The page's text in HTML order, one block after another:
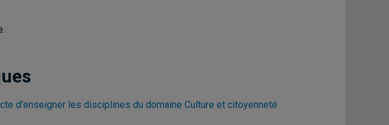
d'enseigner les disciplines du domaine Culture et citoyenneté